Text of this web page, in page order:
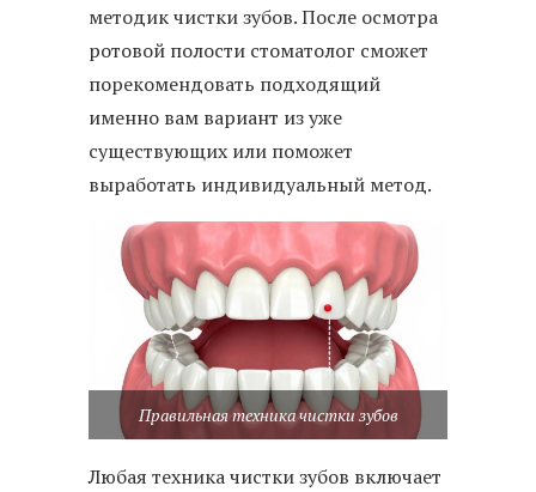
методик чистки зубов. После осмотра
ротовой полости стоматолог сможет
порекомендовать подходящий
именно вам вариант из уже
существующих или поможет
выработать индивидуальный метод.
Правильная техника чистки зубов
Любая техника чистки зубов включает